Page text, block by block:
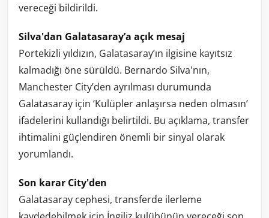
vereceği bildirildi.
Silva'dan Galatasaray’a açık mesaj
Portekizli yıldızın, Galatasaray’ın ilgisine kayıtsız
kalmadığı öne sürüldü. Bernardo Silva'nın,
Manchester City’den ayrılması durumunda
Galatasaray için ‘Kulüpler anlaşırsa neden olmasın’
ifadelerini kullandığı belirtildi. Bu açıklama, transfer
ihtimalini güçlendiren önemli bir sinyal olarak
yorumlandı.
Son karar City'den
Galatasaray cephesi, transferde ilerleme